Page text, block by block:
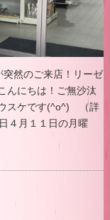
然のご来店！リーゼ
んにちは！ご無沙汰
スケです(^o^) （詳
４月１１日の月曜